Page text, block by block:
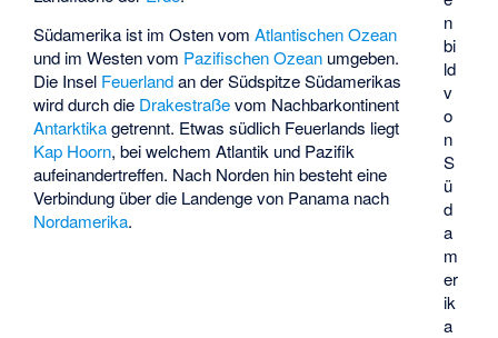
n
bi
ld
v
o
n
S
ü
d
a
m
er
ik
a
Südamerika ist im Osten vomAtlantischen Ozean
und im Westen vom Pazifischen Ozean umgeben.
Die Insel Feuerlandan der Südspitze Südamerikas
wird durch die Drakestraßevom Nachbarkontinent
Antarktikagetrennt. Etwas südlich Feuerlands liegt
Kap Hoorn, bei welchem Atlantik und Pazifik
aufeinandertreffen. Nach Norden hin besteht eine
Verbindung über die Landenge von Panama nach
Nordamerika.